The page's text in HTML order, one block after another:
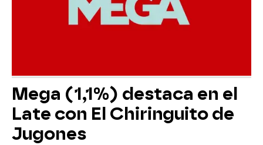
Mega (1,1%) destaca en el
Late con El Chiringuito de
Jugones